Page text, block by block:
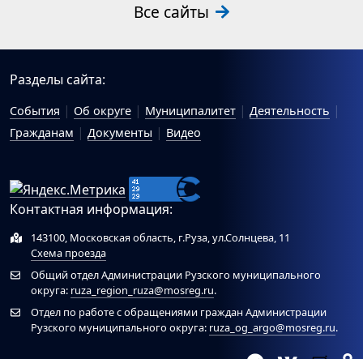
Все сайты
Разделы сайта:
События Об округе Муниципалитет
Деятельность
Гражданам
Документы Видео
Контактная информация:
143100, Московская область, г.Руза, ул.Солнцева, 11
Схема проезда
Общий отдел Администрации Рузского муниципального
округа: ruza_region_ruza@mosreg.ru.
Отдел по работе с обращениями граждан Администрации
Рузского муниципального округа: ruza_og_argo@mosreg.ru.